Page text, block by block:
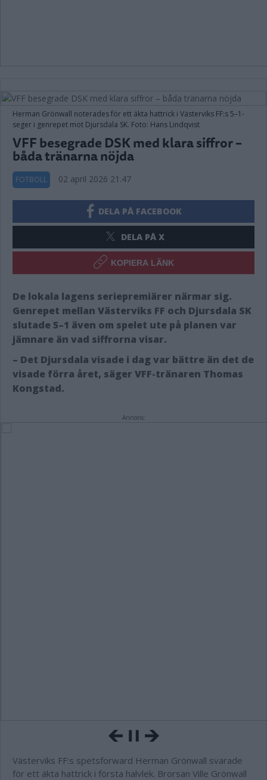
Herman Grönwall noterades för ett äkta hattrick i Västerviks FF:s 5–1-
seger i genrepet mot Djursdala SK. Foto: Hans Lindqvist
VFF besegrade DSK med klara siffror –
båda tränarna nöjda
FOTBOLL 02 april 2026 21.47
DELA PÅ FACEBOOK
DELA PÅ X
KOPIERA LÄNK
De lokala lagens seriepremiärer närmar sig.
Genrepet mellan Västerviks FF och Djursdala SK
slutade 5–1 även om spelet ute på planen var
jämnare än vad siffrorna visar.
– Det Djursdala visade i dag var bättre än det de
visade förra året, säger VFF-tränaren Thomas
Kongstad.
Annons:
Västerviks FF:s spetsforward Herman Grönwall svarade
för ett äkta hattrick i första halvlek. Brorsan Ville Grönwall